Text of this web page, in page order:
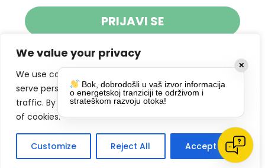
We value your privacy
We use cookies to enhance your browsing experience,
serve personalized ads or content, and analyze our
traffic. By clicking "Accept All", you consent to our use
of cookies.
Customize Reject All Accept All
PRIJAVI SE
Klikom na gumb dajete suglasnost za
primanje novosti Pokreta Otoka te se
slažete spolitikom privatnosti.
DRUŠTVENE MREŽE
✕
Bok, dobrodošli u vaš izvor informacija
o energetskoj tranziciji te održivom i
strateškom razvoju otoka!